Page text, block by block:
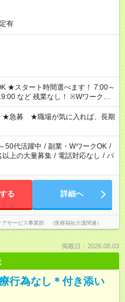
。
有
～
残業なし！ ※Wワークの
時間超の就業はご案内できませ
以上勤務は社会保険への加入対象
雇い派遣の原則禁止）により、
が難しい場合があります
★急募 ★職場が気に入れば、長期
50代活躍中 / 副業・WワークOK /
以上の大量募集 / 電話対応なし / パ
る 詳細へ
サービス事業部 （医療福祉介護関連）
掲載日：2026.08.03
行為なし＊付き添い